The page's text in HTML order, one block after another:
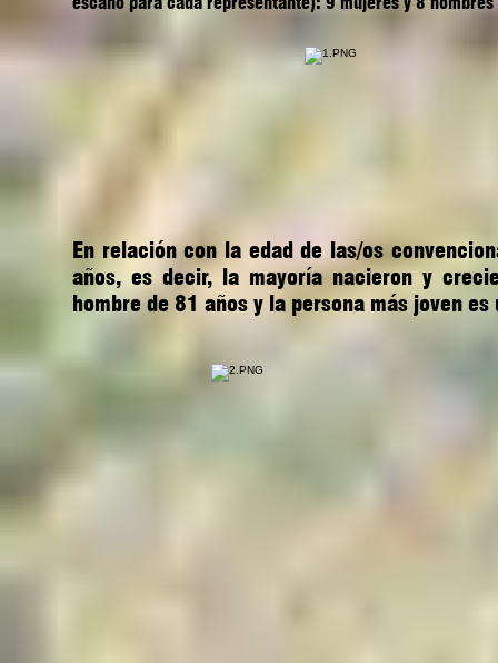
En relación con la edad de las/os
años, es decir, la mayoría nacieron y
hombre de 81 años y la persona más joven